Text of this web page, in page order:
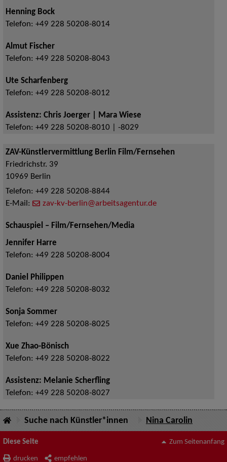
Henning Bock
Telefon: +49 228 50208-8014
Almut Fischer
Telefon: +49 228 50208-8043
Ute Scharfenberg
Telefon: +49 228 50208-8012
Assistenz: Chris Joerger | Mara Wiese
Telefon: +49 228 50208-8010 | -8029
ZAV-Künstlervermittlung Berlin Film/Fernsehen
Friedrichstr. 39
10969 Berlin
Telefon: +49 228 50208-8844
E-Mail:
zav-kv-berlin@arbeitsagentur.de
Schauspiel – Film/Fernsehen/Media
Jennifer Harre
Telefon: +49 228 50208-8004
Daniel Philippen
Telefon: +49 228 50208-8032
Sonja Sommer
Telefon: +49 228 50208-8025
Xue Zhao-Bönisch
Telefon: +49 228 50208-8022
Assistenz: Melanie Scherfling
Telefon: +49 228 50208-8027
Suche nach Künstler*innen Nina Carolin
Diese Seite
drucken empfehlen
Zum Seitenanfang